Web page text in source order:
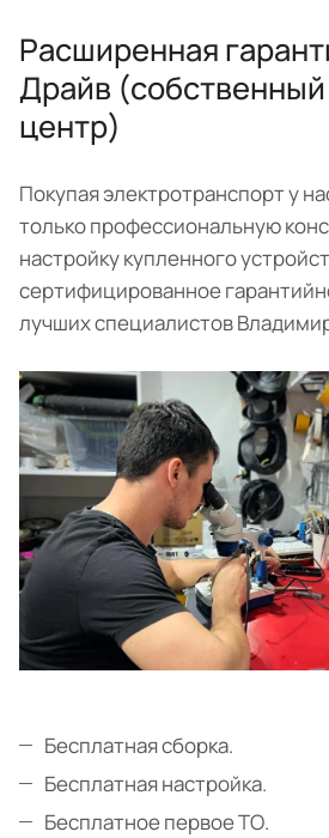
Расширенная
Драйв
центр)
Покупая электротранспорт у
только профессиональную
настройку купленного
сертифицированное
лучших специалистов
Бесплатная сборка.
Бесплатная настройка.
Бесплатное первое ТО.